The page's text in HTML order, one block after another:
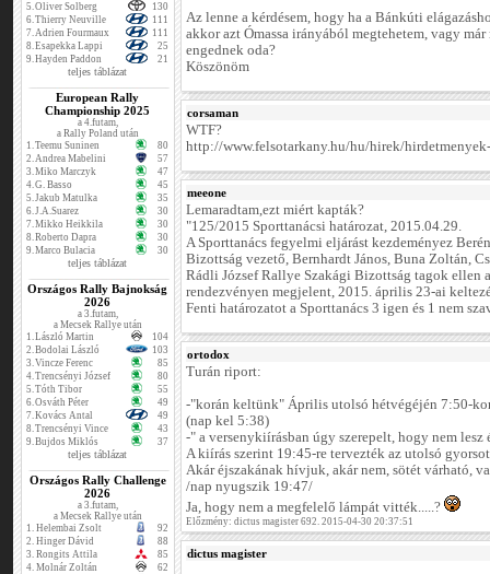
5.Oliver Solberg
130
6.Thierry Neuville
111
7.Adrien Fourmaux
111
8.Esapekka Lappi
25
9.Hayden Paddon 21
teljes táblázat
European Rally
Championship 2025
a 4.futam,
a Rally Poland után
1.Teemu Suninen
80
2.Andrea Mabelini
57
3.Miko Marczyk
47
4.G. Basso
45
5.Jakub Matulka
35
6.J.A.Suarez
30
7.Mikko Heikkila
30
8.Roberto Dapra
30
9.Marco Bulacia 30
teljes táblázat
Országos Rally Bajnokság
2026
a 3.futam,
a Mecsek Rallye után
1.László Martin
104
2.Bodolai László
103
3.Vincze Ferenc
85
4.Trencsényi József
80
5.Tóth Tibor
55
6.Osváth Péter
49
7.Kovács Antal
49
8.Trencsényi Vince
43
9.Bujdos Miklós 37
teljes táblázat
Országos Rally Challenge
2026
a 3.futam,
a Mecsek Rallye után
1. Helembai Zsolt
92
2. Hinger Dávid
88
3. Rongits Attila
85
4. Molnár Zoltán
62
Az lenne a kérdésem, hogy ha a Bánkúti
akkor azt Ómassa irányából megtehetem, vagy már
engednek oda?
Köszönöm
corsaman
WTF?
http://www.felsotarkany.hu/hu/hirek/
meeone
Lemaradtam,ezt miért kapták?
"125/2015 Sporttanácsi határozat, 2015.04.29.
A Sporttanács fegyelmi eljárást kezdeményez
Bizottság vezető, Bernhardt János, Buna Zoltán,
Rádli József Rallye Szakági Bizottság tagok
rendezvényen megjelent, 2015. április 23-ai
Fenti határozatot a Sporttanács 3 igen és 1 nem
ortodox
Turán riport:
-"korán keltünk" Április utolsó hétvégéjén 7:50-
(nap kel 5:38)
-" a versenykiírásban úgy szerepelt, hogy nem lesz
A kiírás szerint 19:45-re tervezték az utolsó
Akár éjszakának hívjuk, akár nem, sötét várható,
/nap nyugszik 19:47/
Ja, hogy nem a megfelelő lámpát vitték.....?
Előzmény: dictus magister 692. 2015-04-30 20:37:51
dictus magister